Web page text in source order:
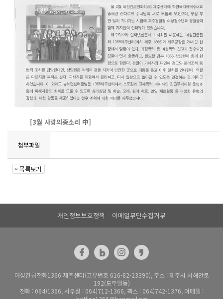
[3월 사랑의종소리 中]
첨부파일
개인정보보호정책 이메일무단수집거부
여성긴급전화1366 제주센터(고유번호 616-82-23390), 주소 : 제주시 서해안로
192(도두일동)
전화 : 064)1366, 사무실 : 064)712-1366, 팩스 : 064)742-1376, 이메일 :